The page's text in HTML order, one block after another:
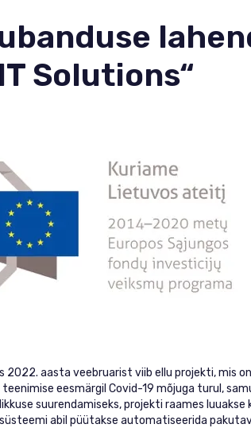
Solutions“
2022. aasta veebruarist viib ellu projekti, mis
eesmärgil Covid-19 mõjuga turul,
suurendamiseks, projekti raames luuakse
abil püütakse automatiseerida